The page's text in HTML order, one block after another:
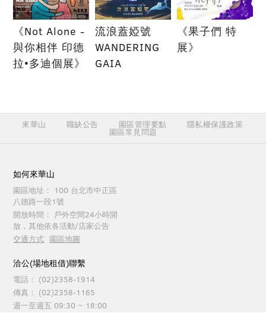
《Not Alone -
與你相伴 印德
拉•多迪個展》
流浪蓋婭號
WANDERING
GAIA
《果子們 特
展》
來華山 職缺公告 園區管理要點 隱私權保護政策
園區常見問題
如何來華山
園區地址：
100 台北市中正區
八德路一段1號
開放時間：
戶外空間24小時開
放，其他依各活動/店家公告
交通方式 園區地圖
洽公(場地租借)聯繫
電話：
(02)2358-1914
傳真：
(02)2358-1165
週一至週五 09:30 ~ 18:00